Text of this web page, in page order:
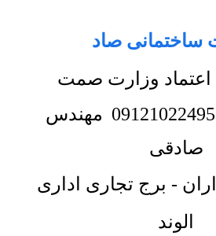
صاد
اعتماد وزارت صمت
09121022495 مهندس
صادقی
- برج تجاری اداری
الوند